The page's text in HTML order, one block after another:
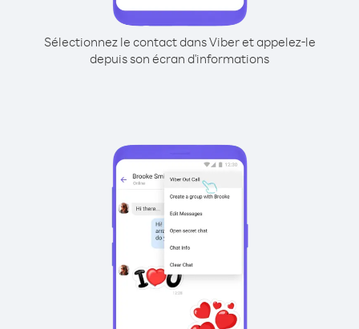
Sélectionnez le contact dans Viber et appelez-le
depuis son écran d'informations